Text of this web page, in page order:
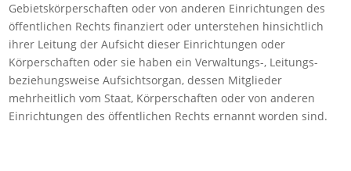
Gebietskörperschaften oder von anderen Einrichtungen des
öffentlichen Rechts finanziert oder unterstehen hinsichtlich
ihrer Leitung der Aufsicht dieser Einrichtungen oder
Körperschaften oder sie haben ein Verwaltungs-, Leitungs-
beziehungsweise Aufsichtsorgan, dessen Mitglieder
mehrheitlich vom Staat, Körperschaften oder von anderen
Einrichtungen des öffentlichen Rechts ernannt worden sind.